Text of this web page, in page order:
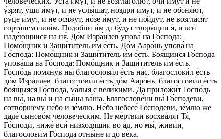
у́зрят, у́ши и́мут, и не услы́шат, но́здри и́мут, и не обоня́ют,
ру́це и́мут, и не ося́жут, но́зе и́мут, и не по́йдут, не возглася́т
горта́нем свои́м. Подо́бни и́м да бу́дут творя́щии я́, и вси́
наде́ющиися на ня́. До́м Изра́илев упова́ на Го́спода:
Помо́щник и Защи́титель и́м е́сть. До́м Ааро́нь упова́ на
Го́спода: Помо́щник и Защи́титель и́м е́сть. Боя́щиися Го́спода
упова́ша на Го́спода: Помо́щник и Защи́титель и́м е́сть.
Госпо́дь помяну́в ны́ благослови́л е́сть на́с, благослови́л е́сть
до́м Изра́илев, благослови́л е́сть до́м Ааро́нь, благослови́л е́сть
боя́щыяся Го́спода, ма́лыя с вели́кими. Да приложи́т Госпо́дь
на вы́, на вы́ и на сы́ны ва́ша. Благослове́ни вы́ Го́сподеви,
сотво́ршему не́бо и зе́млю. Не́бо небесе́ Го́сподеви, зе́млю же
даде́ сыново́м челове́ческим. Не ме́ртвии восхва́лят Тя́,
Го́споди, ниже́ вси́ низходя́щии во а́д, но мы́, живи́и,
благослови́м Го́спода отны́не и до ве́ка.